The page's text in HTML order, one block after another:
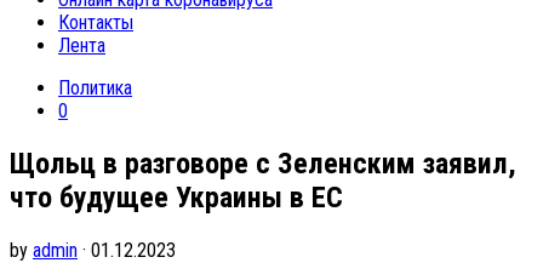
Контакты
Лента
Политика
0
Щольц в разговоре с Зеленским заявил,
что будущее Украины в ЕС
by admin · 01.12.2023